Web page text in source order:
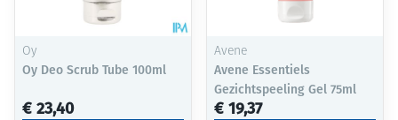
Oy
Oy Deo Scrub Tube 100ml
€ 23,40
Avene
Avene Essentiels
Gezichtspeeling Gel 75ml
€ 19,37